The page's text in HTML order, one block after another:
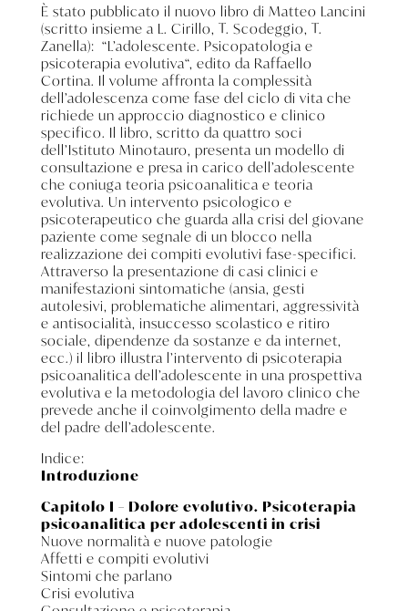
È stato pubblicato il nuovo libro di Matteo Lancini
(scritto insieme a L. Cirillo, T. Scodeggio, T.
Zanella): “L’adolescente. Psicopatologia e
psicoterapia evolutiva“, edito da Raffaello
Cortina. Il volume affronta la complessità
dell’adolescenza come fase del ciclo di vita che
richiede un approccio diagnostico e clinico
specifico. Il libro, scritto da quattro soci
dell’Istituto Minotauro, presenta un modello di
consultazione e presa in carico dell’adolescente
che coniuga teoria psicoanalitica e teoria
evolutiva. Un intervento psicologico e
psicoterapeutico che guarda alla crisi del giovane
paziente come segnale di un blocco nella
realizzazione dei compiti evolutivi fase-specifici.
Attraverso la presentazione di casi clinici e
manifestazioni sintomatiche (ansia, gesti
autolesivi, problematiche alimentari, aggressività
e antisocialità, insuccesso scolastico e ritiro
sociale, dipendenze da sostanze e da internet,
ecc.) il libro illustra l’intervento di psicoterapia
psicoanalitica dell’adolescente in una prospettiva
evolutiva e la metodologia del lavoro clinico che
prevede anche il coinvolgimento della madre e
del padre dell’adolescente.
Indice:
Introduzione
Capitolo I – Dolore evolutivo. Psicoterapia
psicoanalitica per adolescenti in crisi
Nuove normalità e nuove patologie
Affetti e compiti evolutivi
Sintomi che parlano
Crisi evolutiva